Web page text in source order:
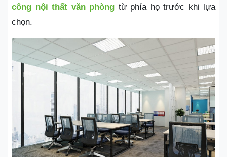
công nội thất văn phòng từ phía họ trước khi lựa
chọn.